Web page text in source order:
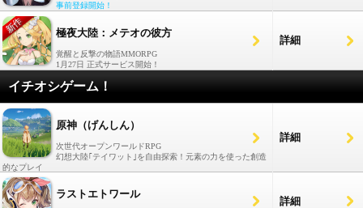
事前登録開始！
極夜大陸：メテオの彼方
覚醒と反撃の物語MMORPG
1月27日 正式サービス開始！
詳細
イチオシゲーム！
原神（げんしん）
次世代オープンワールドRPG
幻想大陸｢テイワット｣を自由探索！元素の力を使った創造
的なプレイ
詳細
ラストエトワール
詳細